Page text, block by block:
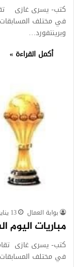
في مختلف
وبرينتفورد…
أكمل القراءة »
بوابة العمال 13 يناير، 2024
مباريات اليوم السبت 13-1-2024
في مختلف